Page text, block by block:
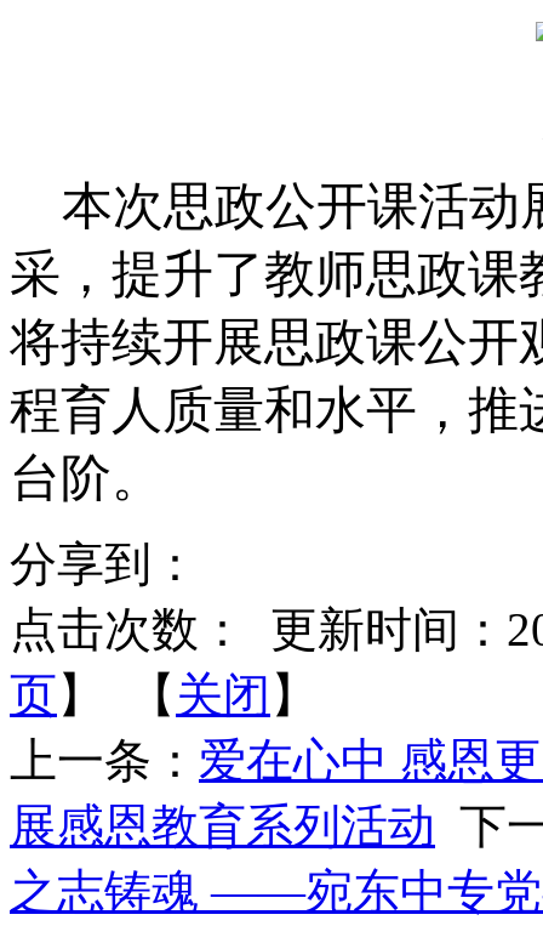
本次思政公开课活动
采，提升了教师思政课
将持续开展思政课公开
程育人质量和水平，推
台阶。
分享到：
点击次数：
更新时间：
页】 【 关闭 】
上一条： 爱在心中 感恩
展感恩教育系列活动 下
之志铸魂 ——宛东中专